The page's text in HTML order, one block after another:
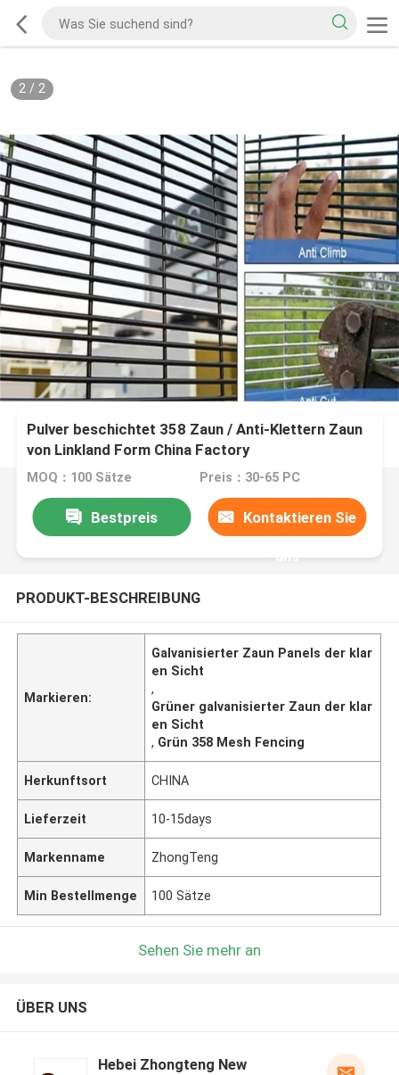
2/ 2
Pulver beschichtet 358 Zaun / Anti-Klettern Zaun
von Linkland Form China Factory
MOQ：100 Sätze Preis：30-65 PC
Bestpreis Kontaktieren Sie
uns
PRODUKT-BESCHREIBUNG
Markieren:
Galvanisierter Zaun Panels der klar
en Sicht
,
Grüner galvanisierter Zaun der klar
en Sicht
, Grün 358 Mesh Fencing
Herkunftsort CHINA
Lieferzeit 10-15days
Markenname ZhongTeng
Min Bestellmenge 100 Sätze
Sehen Sie mehr an
ÜBER UNS
Hebei Zhongteng New